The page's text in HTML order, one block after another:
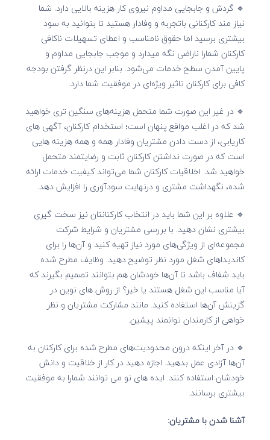
🔹 گردش و جابجایی مداوم نیروی کار هزینه بالایی دارد. شما
نیاز مند کارکنانی باتجربه و وفادار هستید تا بتوانید به سود
بیشتری برسید اما حقوق نامناسب و اعطای تسهیلات ناکافی
کارکنان شمارا ناراضی نگه میدارد و موجب جابجایی مداوم و
پایین آمدن سطح خدمات می‌شود. بنابر این درنظر گرفتن بودجه
کافی برای کارکنان تاثیر ویژه‌ای در موفقیت شما دارد.
🔹 در غیر این صورت شما متحمل هزینه‌های سنگین تری خواهید
شد که در اغلب مواقع پنهان است؛ استخدام کارکنان، آگهی های
کاریابی، از دست دادن مشتریان وفادار همه و همه هزینه هایی
است که در صورت نداشتن کارکنان ثابت و رضایتمند متحمل
خواهید شد. اخلاقیات کارکنان شما می‌تواند کیفیت خدمات ارائه
شده، نگهداشت مشتری و درنهایت سودآوری را افزایش دهد.
🔹 علاوه بر این شما باید در انتخاب کارکنانتان نیز سخت گیری
بیشتری نشان دهید. با بررسی مشتریان و شرایط شرکت
مجموعه‌ای از ویژگی‌های مورد نیاز تهیه کنید و آن‌ها را برای
کاندیداهای شغل مورد نظر توضیح دهید. وظایف مطرح شده
باید شفاف باشد تا آن‌ها خودشان هم بتوانند تصمیم بگیرند که
آیا مناسب این شغل هستند یا خیر؟ از روش های نوین در
گزینش آن‌ها استفاده کنید. مانند مشارکت مشتریان و نظر
خواهی از کارمندان توانمند پیشین.
🔹 در آخر اینکه درون محدودیت‌های مطرح شده برای کارکنان به
آن‌ها آزادی عمل بدهید. اجازه دهید در کار از خلاقیت و دانش
خودشان استفاده کنند. ایده های نو می توانند شمارا به موفقیت
بیشتری برسانند.
آشنا شدن با مشتریان: